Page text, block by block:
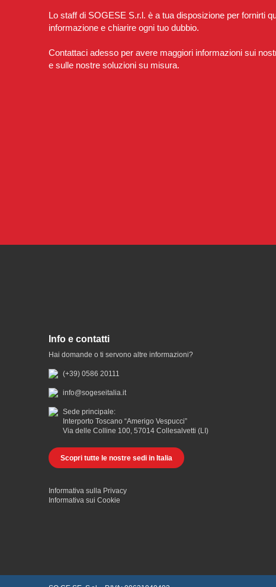
Lo staff di SOGESE S.r.l. è a tua disposizione per fornirti
informazione e chiarire ogni tuo dubbio.
Contattaci adesso per avere maggiori informazioni sui
e sulle nostre soluzioni su misura.
Info e contatti
Hai domande o ti servono altre informazioni?
(+39) 0586 20111
info@sogeseitalia.it
Sede principale:
Interporto Toscano “Amerigo Vespucci”
Via delle Colline 100, 57014 Collesalvetti (LI)
Scopri tutte le nostre sedi in Italia
Informativa sulla Privacy
Informativa sui Cookie